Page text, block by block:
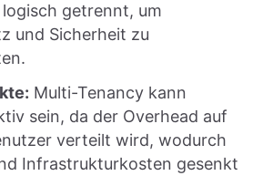
getrennt, um
und Sicherheit zu
Multi-Tenancy kann
sein, da der Overhead auf
verteilt wird, wodurch
Infrastrukturkosten gesenkt